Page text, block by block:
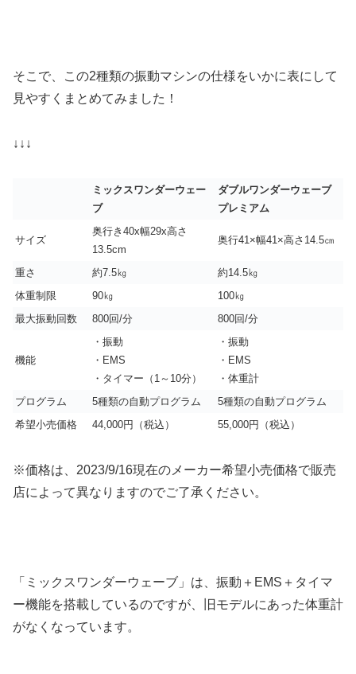
そこで、この2種類の振動マシンの仕様をいかに表にして
見やすくまとめてみました！
↓↓↓
ミックスワンダーウェー
ブ
ダブルワンダーウェーブ
プレミアム
サイズ
奥行き40x幅29x高さ
13.5cm
奥行41×幅41×高さ14.5㎝
重さ 約7.5㎏
約14.5㎏
体重制限
90㎏
100㎏
最大振動回数
800回/分 800回/分
機能
・振動
・EMS
・タイマー（1～10分）
・振動
・EMS
・体重計
プログラム
5種類の自動プログラム
5種類の自動プログラム
希望小売価格
44,000円（税込） 55,000円（税込）
※価格は、2023/9/16現在のメーカー希望小売価格で販売
店によって異なりますのでご了承ください。
「ミックスワンダーウェーブ」は、振動＋EMS＋タイマ
ー機能を搭載しているのですが、旧モデルにあった体重計
がなくなっています。